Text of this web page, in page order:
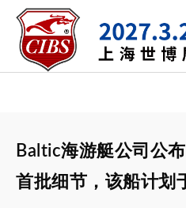
Baltic海游艇公司公
首批细节，该船计划